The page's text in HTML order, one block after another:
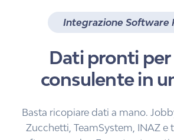
Integrazione Software
Dati pronti
consulente in
Basta ricopiare dati a mano.
Zucchetti, TeamSystem, INAZ